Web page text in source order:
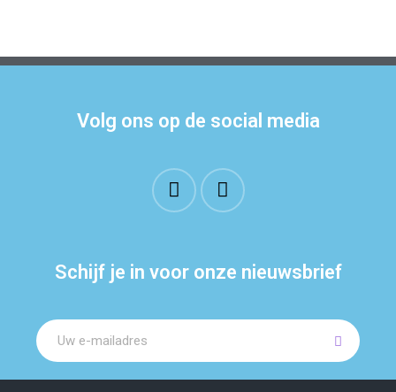
Volg ons op de social media
Schijf je in voor onze nieuwsbrief